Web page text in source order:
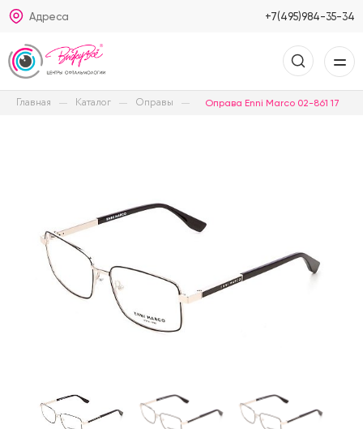
Адреса +7(495)984-35-34
Главная Каталог Оправы Оправа Enni Marco 02-861 17